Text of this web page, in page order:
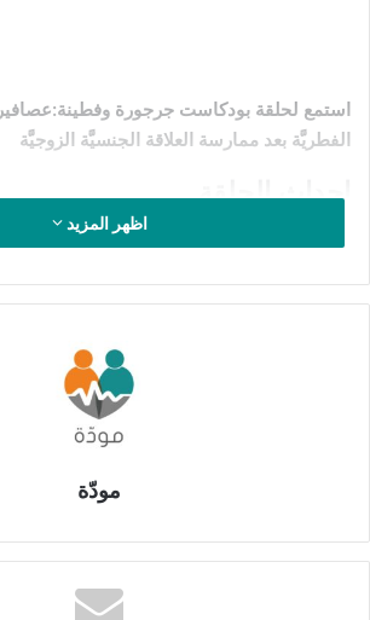
استمع لحلقة بودكاست جرجورة
الفطريَّة بعد ممارسة العلاقة الجنسيَّة الزوجيَّة
احداث الحلقة
عصافير الحب: التهابات
ممارسة العلاقة الجنسيَّة
في هذه الحلقة الشيقة والمفعمة
جرجورة بأسلوبها الفكاهي قصة زوجين جدد
بعد محاولتهما للقرب الجنسي. تبدأ
بعفوية، لتنتقل سريعاً إلى مشهد يسرد
تشرح الدكتورة فطينة بأن المشكلة التي
، وهي شائعة ويسهل
اظهر المزيد
مودّة